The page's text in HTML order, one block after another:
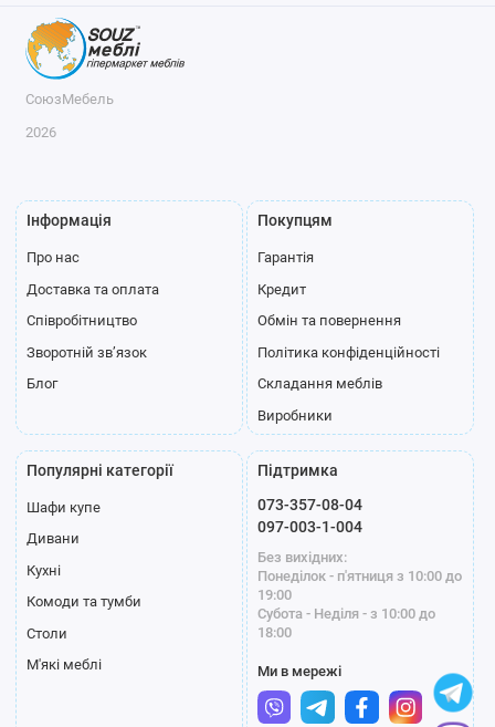
СоюзМебель
2026
Інформація
Про нас
Доставка та оплата
Співробітництво
Зворотній зв’язок
Блог
Покупцям
Гарантія
Кредит
Обмін та повернення
Політика конфіденційності
Складання меблів
Виробники
Популярні категорії
Шафи купе
Дивани
Кухні
Комоди та тумби
Столи
М'які меблі
Підтримка
073-357-08-04
097-003-1-004
Без вихідних:
Понеділок - п'ятниця з 10:00 до
19:00
Субота - Неділя - з 10:00 до
18:00
Ми в мережі